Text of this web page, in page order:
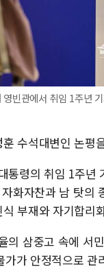
영빈관에서 취임 1주년
수석대변인 논
통령의 취임 1주년
화자찬과 남 탓의
부재와 자기합리
의 삼중고 속에
가 안정적으로